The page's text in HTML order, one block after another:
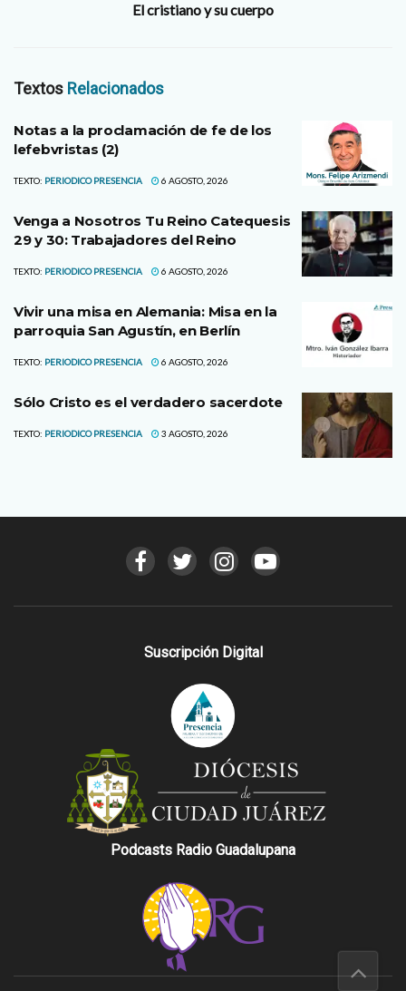
El cristiano y su cuerpo
Textos Relacionados
Notas a la proclamación de fe de los
lefebvristas (2)
TEXTO: PERIODICO PRESENCIA 6 AGOSTO, 2026
Venga a Nosotros Tu Reino Catequesis
29 y 30: Trabajadores del Reino
TEXTO: PERIODICO PRESENCIA 6 AGOSTO, 2026
Vivir una misa en Alemania: Misa en la
parroquia San Agustín, en Berlín
TEXTO: PERIODICO PRESENCIA 6 AGOSTO, 2026
Sólo Cristo es el verdadero sacerdote
TEXTO: PERIODICO PRESENCIA 3 AGOSTO, 2026
Suscripción Digital
Podcasts Radio Guadalupana